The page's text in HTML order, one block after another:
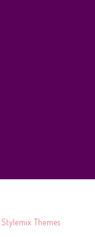
Stylemix Themes